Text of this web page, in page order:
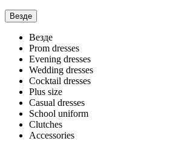
Везде
Везде
Prom dresses
Evening dresses
Wedding dresses
Cocktail dresses
Plus size
Casual dresses
School uniform
Clutches
Accessories